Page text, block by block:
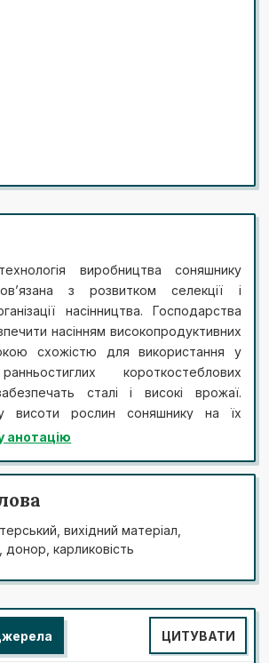
виробництва соняшнику
з розвитком селекції і
насінництва. Господарства
насінням високопродуктивних
схожістю для використання у
короткостеблових
сталі і високі врожаї.
висоти рослин соняшнику на їх
дедалі актуальнішим у виробництві
форм соняшнику
напряму використання. У процесі
характер успадкування. Серед
зразків кращою за низкою
форма 1317. Отримані матеріали можна
стерильності та створення
високопродуктивних гібридів
анотацію
вихідний матеріал,
донор, карликовість
ЦИТУВАТИ